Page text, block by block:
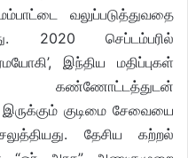
வலுப்படுத்துவதை
2020 செப்டம்பரில்
இந்திய மதிப்புகள்
கண்ணோட்டத்துடன்
இருக்கும் குடிமை சேவையை
தேசிய கற்றல்